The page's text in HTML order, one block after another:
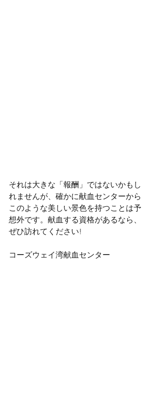
それは大きな「報酬」ではないかもし
れませんが、確かに献血センターから
このような美しい景色を持つことは予
想外です。献血する資格があるなら、
ぜひ訪れてください!
コーズウェイ湾献血センター